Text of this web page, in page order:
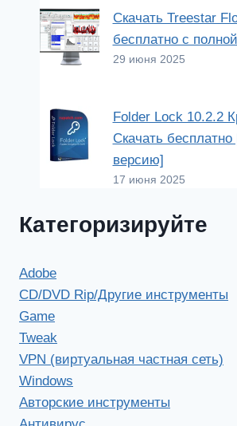
Скачать Treestar
бесплатно с
29 июня 2025
Folder Lock 10.2.2
Скачать
версию]
17 июня 2025
Категоризируйте
Adobe
CD/DVD Rip/Другие инструменты
Game
Tweak
VPN (виртуальная частная сеть)
Windows
Авторские инструменты